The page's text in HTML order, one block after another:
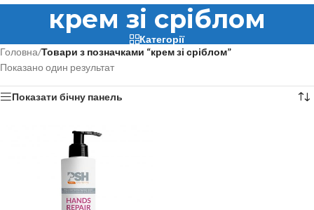
крем зі сріблом
Категорії
Головна/Товари з позначками “крем зі сріблом”
Показано один результат
Показати бічну панель